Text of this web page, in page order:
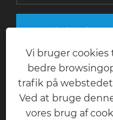
Indsend
Kontakt os
Vi bruger
bedre
trafik på
Ved at bruge
vores brug af